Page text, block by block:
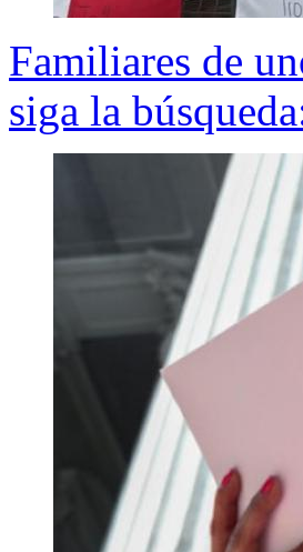
Familiares de
siga la